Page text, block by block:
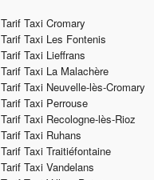
Tarif Taxi Cromary
Tarif Taxi Les Fontenis
Tarif Taxi Lieffrans
Tarif Taxi La Malachère
Tarif Taxi Neuvelle-lès-Cromary
Tarif Taxi Perrouse
Tarif Taxi Recologne-lès-Rioz
Tarif Taxi Ruhans
Tarif Taxi Traitiéfontaine
Tarif Taxi Vandelans